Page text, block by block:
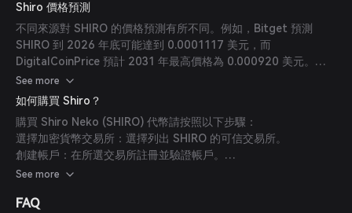
Shiro 價格預測
不同來源對 SHIRO 的價格預測有所不同。例如，Bitget 預測
SHIRO 到 2026 年底可能達到 0.0001117 美元，而
DigitalCoinPrice 預計 2031 年最高價格為 0.000920 美元。這
些預測屬於投機性質，應謹慎看待。(
See more
如何購買 Shiro？
購買 Shiro Neko (SHIRO) 代幣請按照以下步驟：
選擇加密貨幣交易所：選擇列出 SHIRO 的可信交易所。
創建帳戶：在所選交易所註冊並驗證帳戶。
存入資金：透過支援的支付方式將資金存入交易所帳戶。
保障您的代幣：將 SHIRO 代幣轉入安全錢包妥善保管。
See more
FAQ